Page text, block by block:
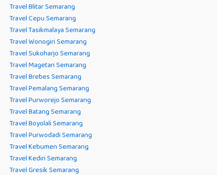
Travel Blitar Semarang
Travel Cepu Semarang
Travel Tasikmalaya Semarang
Travel Wonogiri Semarang
Travel Sukoharjo Semarang
Travel Magetan Semarang
Travel Brebes Semarang
Travel Pemalang Semarang
Travel Purworejo Semarang
Travel Batang Semarang
Travel Boyolali Semarang
Travel Purwodadi Semarang
Travel Kebumen Semarang
Travel Kediri Semarang
Travel Gresik Semarang